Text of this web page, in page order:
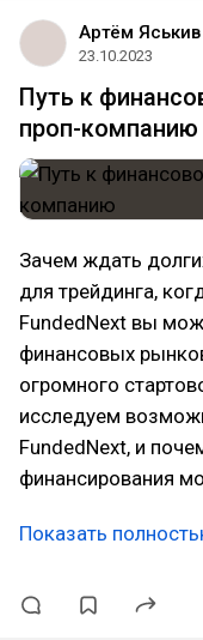
Артём Яськив
23.10.2023
Путь к
проп-компанию
Зачем ждать
для трейдинга,
FundedNext вы
финансовых
огромного
исследуем
FundedNext, и
финансирования
Показать